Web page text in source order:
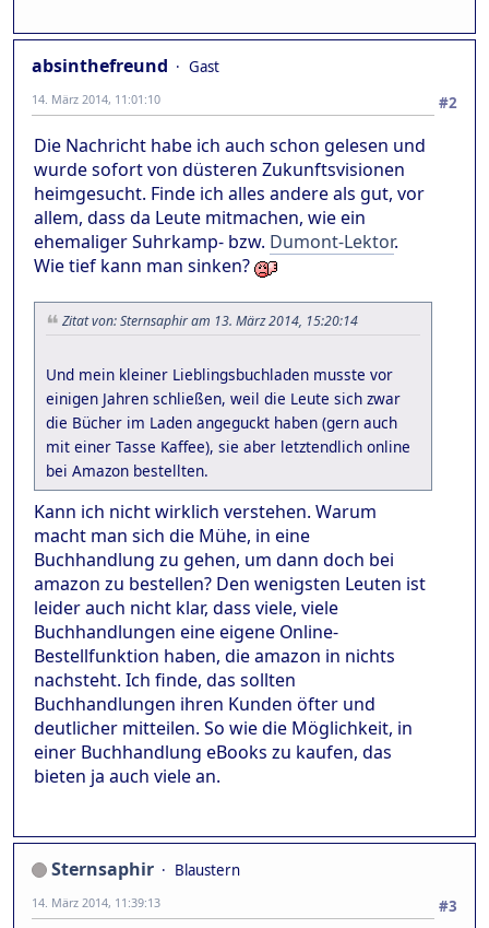
absinthefreund
Gast
#2
14. März 2014, 11:01:10
Die Nachricht habe ich auch schon gelesen und
wurde sofort von düsteren Zukunftsvisionen
heimgesucht. Finde ich alles andere als gut, vor
allem, dass da Leute mitmachen, wie ein
ehemaliger Suhrkamp- bzw. Dumont-Lektor.
Wie tief kann man sinken?
Zitat von: Sternsaphir am 13. März 2014, 15:20:14
Und mein kleiner Lieblingsbuchladen musste vor
einigen Jahren schließen, weil die Leute sich zwar
die Bücher im Laden angeguckt haben (gern auch
mit einer Tasse Kaffee), sie aber letztendlich online
bei Amazon bestellten.
Kann ich nicht wirklich verstehen. Warum
macht man sich die Mühe, in eine
Buchhandlung zu gehen, um dann doch bei
amazon zu bestellen? Den wenigsten Leuten ist
leider auch nicht klar, dass viele, viele
Buchhandlungen eine eigene Online-
Bestellfunktion haben, die amazon in nichts
nachsteht. Ich finde, das sollten
Buchhandlungen ihren Kunden öfter und
deutlicher mitteilen. So wie die Möglichkeit, in
einer Buchhandlung eBooks zu kaufen, das
bieten ja auch viele an.
Sternsaphir
Blaustern
#3
14. März 2014, 11:39:13